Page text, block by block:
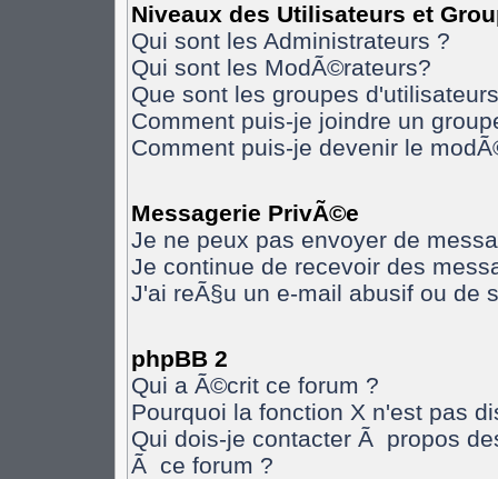
Niveaux des Utilisateurs et
Qui sont les Administrateurs ?
Qui sont les ModÃ©rateurs?
Que sont les groupes
Comment puis-je joindre un
Comment puis-je devenir le
Messagerie PrivÃ©e
Je ne peux pas envoyer de
Je continue de recevoir des
J'ai reÃ§u un e-mail abusif ou de
phpBB 2
Qui a Ã©crit ce forum ?
Pourquoi la fonction X n'est pas
Qui dois-je contacter Ã propos
Ã ce forum ?